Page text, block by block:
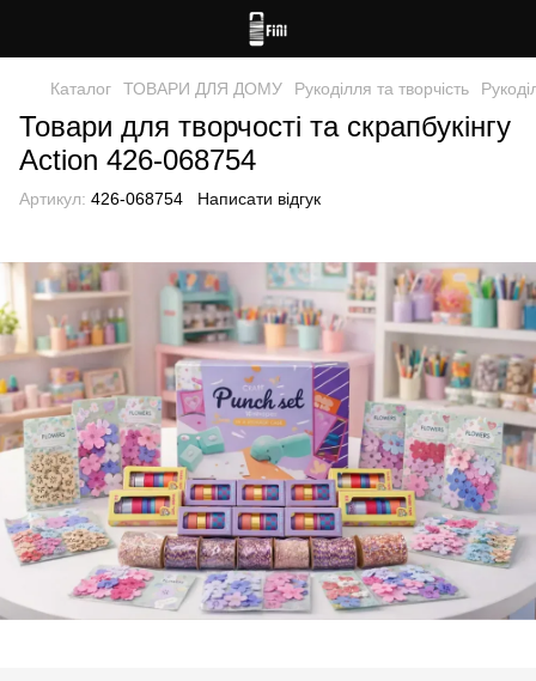
Каталог ТОВАРИ ДЛЯ ДОМУ Рукоділля та творчість
Товари для творчості та скрапбукінгу
Action 426-068754
Артикул: 426-068754 Написати відгук